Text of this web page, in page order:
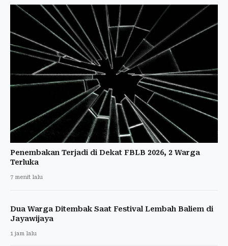
Penembakan Terjadi di Dekat FBLB 2026, 2 Warga
Terluka
7 menit lalu
Dua Warga Ditembak Saat Festival Lembah Baliem di
Jayawijaya
1 jam lalu